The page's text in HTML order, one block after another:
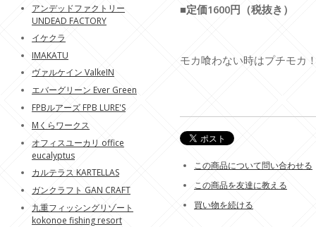
■定価1600円（税抜き）
モカ喰わない時はプチモカ
この商品について問い合わせる
この商品を友達に教える
買い物を続ける
アンデッドファクトリー
UNDEAD FACTORY
イケクラ
IMAKATU
ヴァルケイン ValkeIN
エバーグリーン Ever Green
FPBルアーズ FPB LURE'S
Mくらワークス
オフィスユーカリ office
eucalyptus
カルテラス KARTELLAS
ガンクラフト GAN CRAFT
九重フィッシングリゾート
kokonoe fishing resort